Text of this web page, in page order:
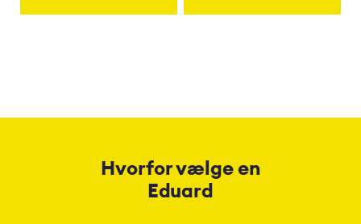
Hvorfor vælge en
Eduard